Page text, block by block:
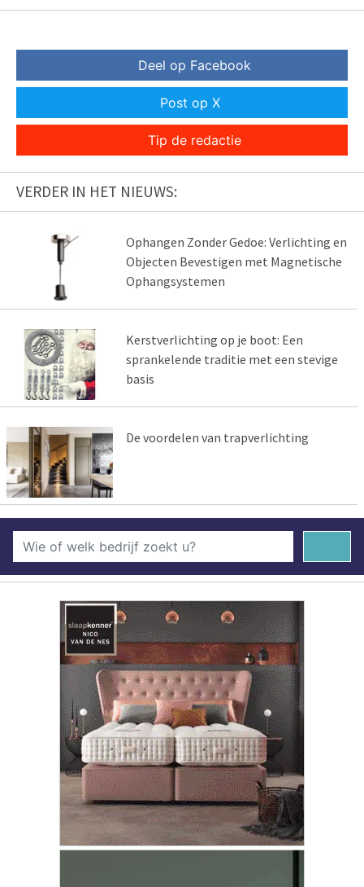
Deel op Facebook
Post op X
Tip de redactie
VERDER IN HET NIEUWS:
Ophangen Zonder Gedoe: Verlichting en
Objecten Bevestigen met Magnetische
Ophangsystemen
Kerstverlichting op je boot: Een
sprankelende traditie met een stevige
basis
De voordelen van trapverlichting